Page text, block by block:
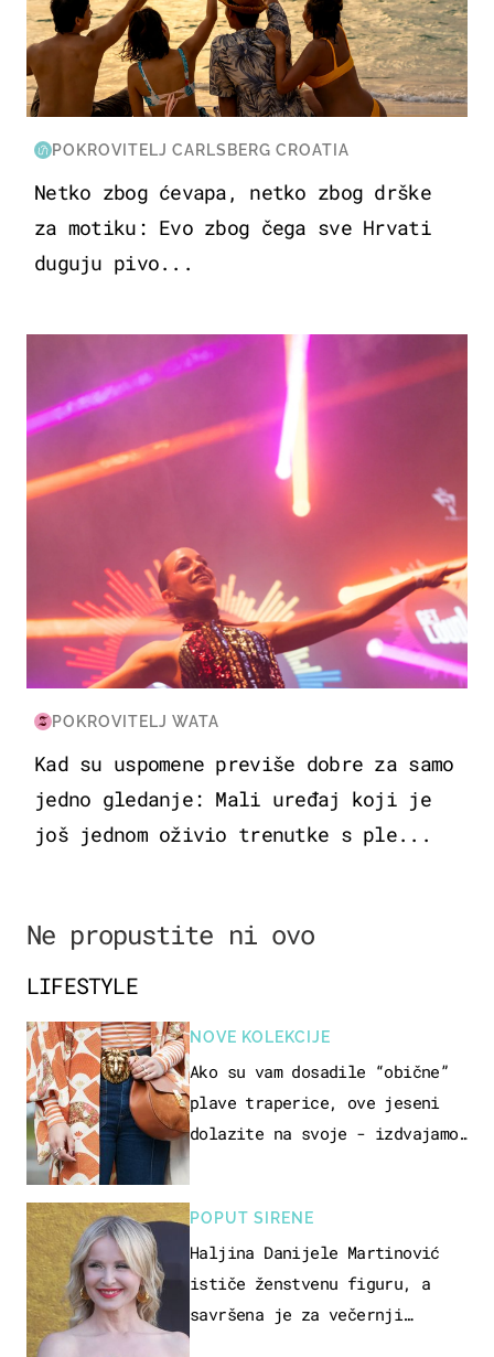
POKROVITELJ CARLSBERG CROATIA
Netko zbog ćevapa, netko zbog drške
za motiku: Evo zbog čega sve Hrvati
duguju pivo...
KULTURA & ZABAVA
POKROVITELJ WATA
Kad su uspomene previše dobre za samo
jedno gledanje: Mali uređaj koji je
još jednom oživio trenutke s ple...
Ne propustite ni ovo
LIFESTYLE
NOVE KOLEKCIJE
Ako su vam dosadile “obične”
plave traperice, ove jeseni
dolazite na svoje - izdvajamo
POPUT SIRENE
Haljina Danijele Martinović
ističe ženstvenu figuru, a
savršena je za večernji